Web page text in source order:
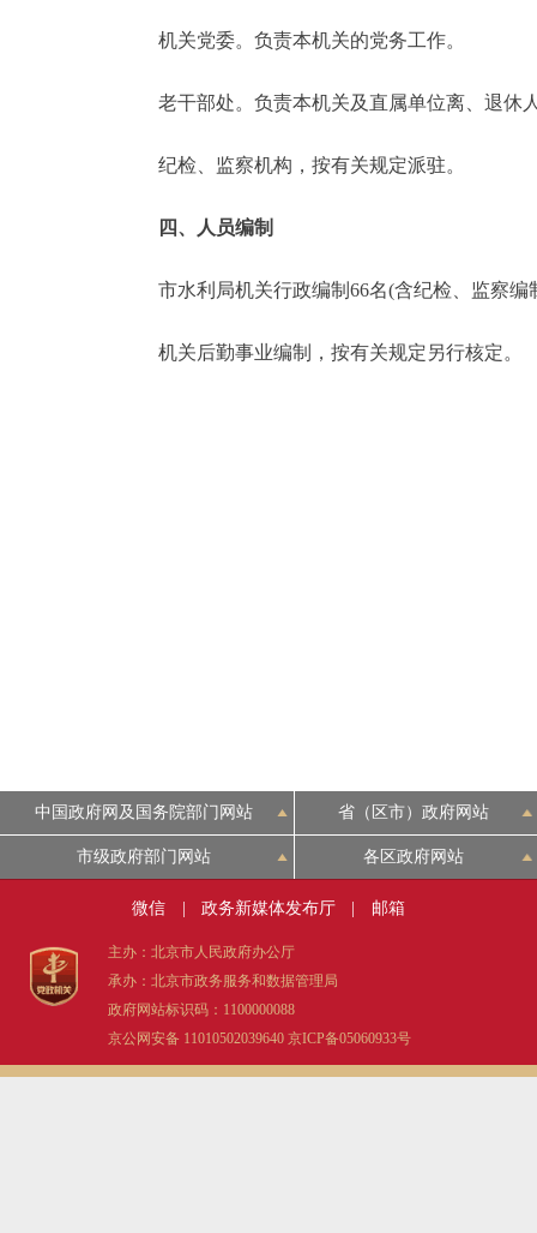
机关党委。负责本机关的党务工作。
老干部处。负责本机关及直属单位离、退休
纪检、监察机构，按有关规定派驻。
四、人员编制
市水利局机关行政编制66名(含纪检、监察编
机关后勤事业编制，按有关规定另行核定。
中国政府网及国务院部门网站 省（区市）政府网站
市级政府部门网站 各区政府网站
微信 政务新媒体发布厅 邮箱
主办：北京市人民政府办公厅
承办：北京市政务服务和数据管理局
政府网站标识码：1100000088
京公网安备 11010502039640 京ICP备05060933号